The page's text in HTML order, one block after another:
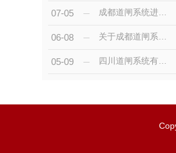
07-05
06-08
05-09